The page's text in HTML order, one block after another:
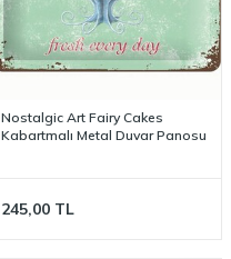
Nostalgic Art Fairy Cakes
Kabartmalı Metal Duvar Panosu
245,00 TL